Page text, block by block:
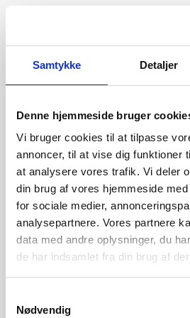
Samtykke Detaljer
Denne hjemmeside bruger
Vi bruger cookies til at tilpasse
annoncer, til at vise dig funktioner
at analysere vores trafik. Vi deler
din brug af vores hjemmeside
for sociale medier,
analysepartnere. Vores partnere
data med andre oplysninger, du
de har indsamlet fra din brug af
Nødvendig
404